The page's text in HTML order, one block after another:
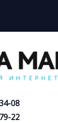
08
22